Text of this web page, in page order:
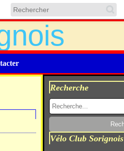
Recherche
Vélo Club Sorignois